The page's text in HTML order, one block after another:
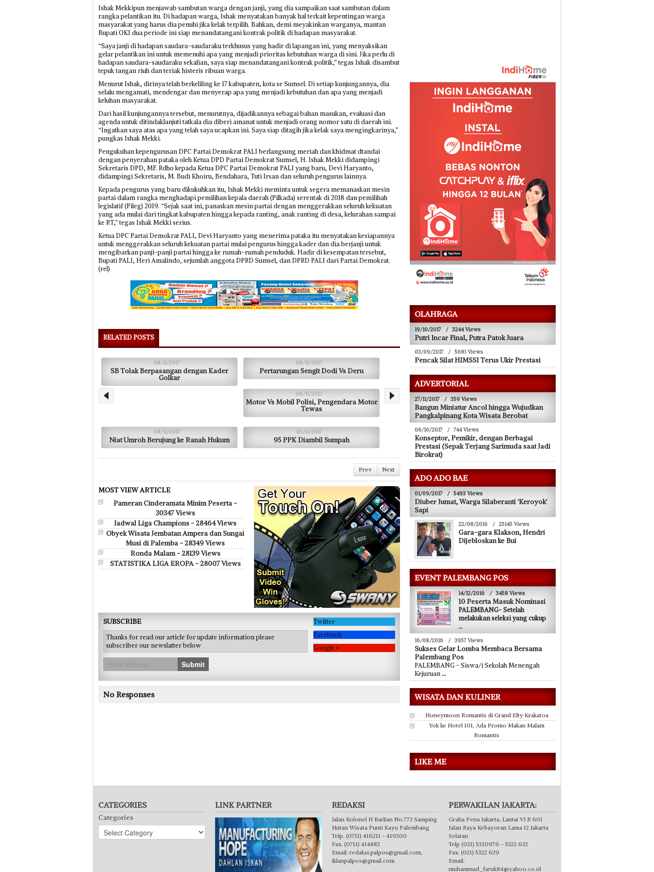
Ishak Mekkipun menjawab sambutan warga dengan janji, yang dia sampaikan saat sambutan dalam
rangka pelantikan itu. Di hadapan warga, Ishak menyatakan banyak hal terkait kepentingan warga
masyarakat yang harus dia penuhi jika kelak terpilih. Bahkan, demi meyakinkan warganya, mantan
Bupati OKI dua periode ini siap menandatangani kontrak politik di hadapan masyarakat.
“Saya janji di hadapan saudara-saudaraku terkhusus yang hadir di lapangan ini, yang menyaksikan
gelar pelantikan ini untuk memenuhi apa yang menjadi prioritas kebutuhan warga di sini. Jika perlu di
hadapan saudara-saudaraku sekalian, saya siap menandatangani kontrak politik,” tegas Ishak disambut
tepuk tangan riuh dan teriak histeris ribuan warga.
Menurut Ishak, dirinya telah berkeliling ke 17 kabupaten, kota se Sumsel. Di setiap kunjungannya, dia
selalu mengamati, mendengar dan menyerap apa yang menjadi kebutuhan dan apa yang menjadi
keluhan masyarakat.
Dari hasil kunjungannya tersebut, menurutnya, dijadikannya sebagai bahan masukan, evaluasi dan
agenda untuk ditindaklanjuti tatkala dia diberi amanat untuk menjadi orang nomor satu di daerah ini.
“Ingatkan saya atas apa yang telah saya ucapkan ini. Saya siap ditagih jika kelak saya mengingkarinya,”
pungkas Ishak Mekki.
Pengukuhan kepengurusan DPC Partai Demokrat PALI berlangsung meriah dan khidmat dtandai
dengan penyerahan pataka oleh Ketua DPD Partai Demokrat Sumsel, H. Ishak Mekki didampingi
Sekretaris DPD, MF. Rdho kepada Ketua DPC Partai Demokrat PALI yang baru, Devi Haryanto,
didampingi Sekretaris, M. Budi Khoiru, Bendahara, Tuti Irsan dan seluruh pengurus lainnya.
Kepada pengurus yang baru dikukuhkan itu, Ishak Mekki meminta untuk segera memanaskan mesin
partai dalam rangka menghadapi pemilihan kepala daerah (Pilkada) serentak di 2018 dan pemilihah
legislatif (Pileg) 2019. “Sejak saat ini, panaskan mesin partai dengan menggerakkan seluruh kekuatan
yang ada mulai dari tingkat kabupaten hingga kepada ranting, anak ranting di desa, kelurahan sampai
ke RT,” tegas Ishak Mekki serius.
Ketua DPC Partai Demokrat PALI, Devi Haryanto yang menerima pataka itu menyatakan kesiapannya
untuk menggerakkan seluruh kekuatan partai mulai pengurus hingga kader dan dia berjanji untuk
mengibarkan panji-panji partai hingga ke rumah-rumah penduduk. Hadir di kesempatan tersebut,
Bupati PALI, Heri Amalindo, sejumlah anggota DPRD Sumsel, dan DPRD PALI dari Partai Demokrat.
(rel)
RELATED POSTS
08/11/2017
SB Tolak Berpasangan dengan Kader
Golkar
08/11/2017
Pertarungan Sengit Dodi Vs Deru
08/11/2017
Motor Vs Mobil Polisi, Pengendara Motor
Tewas
08/11/2017
Niat Umroh Berujung ke Ranah Hukum
03/11/2017
95 PPK Diambil Sumpah
Prev Next
MOST VIEW ARTICLE
Pameran Cinderamata Minim Peserta -
30347 Views
Jadwal Liga Champions - 28464 Views
Obyek Wisata Jembatan Ampera dan Sungai
Musi di Palemba - 28349 Views
Ronda Malam - 28139 Views
STATISTIKA LIGA EROPA - 28007 Views
SUBSCRIBE
Thanks for read our article for update information please
subscriber our newslatter below
Submit
Twitter
Facebook
Google +
No Responses
OLAHRAGA
19/10/2017 / 3244 Views
Putri Incar Final, Putra Patok Juara
03/09/2017 / 5681 Views
Pencak Silat HIMSSI Terus Ukir Prestasi
ADVERTORIAL
27/11/2017 / 359 Views
Bangun Miniatur Ancol hingga Wujudkan
Pangkalpinang Kota Wisata Berobat
06/10/2017 / 744 Views
Konseptor, Pemikir, dengan Berbagai
Prestasi (Sepak Terjang Sarimuda saat Jadi
Birokrat)
ADO ADO BAE
01/09/2017 / 5493 Views
Diuber Jumat, Warga Silaberanti ‘Keroyok’
Sapi
22/08/2016 / 25145 Views
Gara-gara Klakson, Hendri
Dijebloskan ke Bui
EVENT PALEMBANG POS
14/12/2016 / 3458 Views
10 Peserta Masuk Nominasi
PALEMBANG- Setelah
melakukan seleksi yang cukup
...
16/08/2016 / 3957 Views
Sukses Gelar Lomba Membaca Bersama
Palembang Pos
PALEMBANG - Siswa/i Sekolah Menengah
Kejuruan...
WISATA DAN KULINER
Honeymoon Romantis di Grand Elty Krakatoa
Yok ke Hotel 101, Ada Promo Makan Malam
Romantis
LIKE ME
CATEGORIES
Categories
LINK PARTNER REDAKSI
Jalan Kolonel H Barlian No.773 Samping
Hutan Wisata Punti Kayu Palembang
Telp. (0711) 416211 - 419300
Fax. (0711) 414882
Email: redaksi.palpos@gmail.com,
iklanpalpos@gmail.com
PERWAKILAN JAKARTA:
Graha Pena Jakarta, Lantai VI R 601
Jalan Raya Kebayoran Lama 12 Jakarta
Selatan
Telp (021) 5330976 - 5322 632
Fax. (021) 5322 629
Email:
muhammad_faruk84@yahoo.co.id